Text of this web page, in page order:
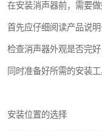
在安装消声器前，需要做
首先应仔细阅读产品说
检查消声器外观是否完好
同时准备好所需的安装
安装位置的选择